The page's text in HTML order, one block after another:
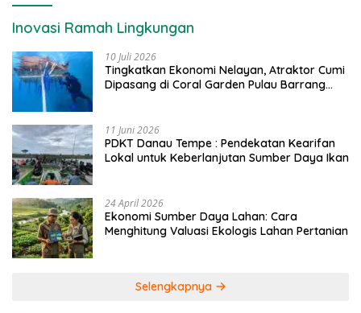
Inovasi Ramah Lingkungan
10 Juli 2026
Tingkatkan Ekonomi Nelayan, Atraktor Cumi
Dipasang di Coral Garden Pulau Barrang
11 Juni 2026
PDKT Danau Tempe : Pendekatan Kearifan
Lokal untuk Keberlanjutan Sumber Daya Ikan
24 April 2026
Ekonomi Sumber Daya Lahan: Cara
Menghitung Valuasi Ekologis Lahan Pertanian
Selengkapnya